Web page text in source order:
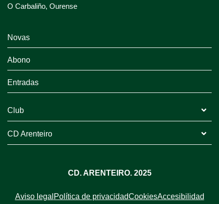
O Carbaliño, Ourense
Novas
Abono
Entradas
Club
CD Arenteiro
CD. ARENTEIRO. 2025
Aviso legal Política de privacidadCookiesAccesibilidad